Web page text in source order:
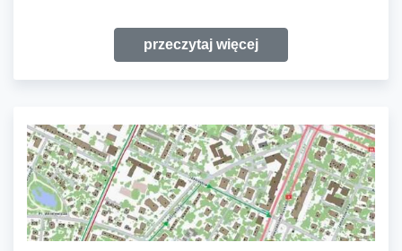
przeczytaj więcej